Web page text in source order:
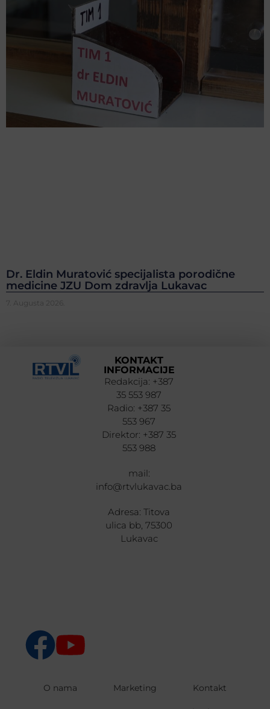
Dr. Eldin Muratović specijalista porodične
medicine JZU Dom zdravlja Lukavac
7. Augusta 2026.
KONTAKT
INFORMACIJE
Redakcija: +387
35 553 987
Radio: +387 35
553 967
Direktor: +387 35
553 988
mail:
info@rtvlukavac.ba
Adresa: Titova
ulica bb, 75300
Lukavac
O nama Marketing Kontakt